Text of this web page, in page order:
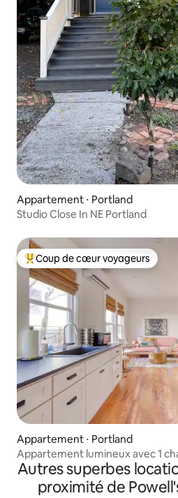
Appartement ⋅ Portland
Studio Close In NE Portland
Coups de cœur voyageurs les
Coup de cœur voyageurs
Appartement ⋅ Portland
Appartement lumineux avec 1
restaurants et magasins
Autres superbes
proximité de